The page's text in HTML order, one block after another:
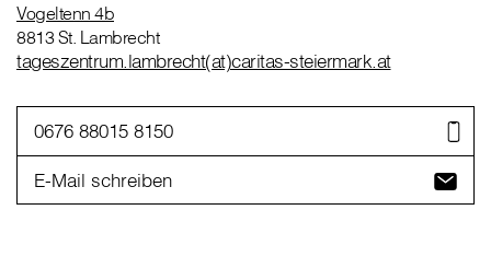
Vogeltenn 4b
8813 St. Lambrecht
tageszentrum.lambrecht(at)caritas-steiermark.at
0676 88015 8150
E-Mail schreiben